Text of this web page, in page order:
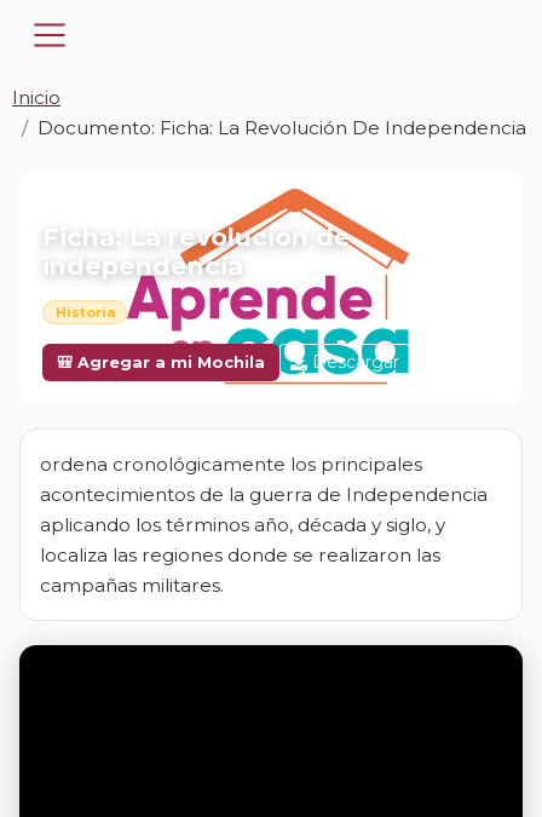
Inicio
Documento: Ficha: La Revolución De Independencia
Ficha: La revolución de
independencia
Historia
🎒 Agregar a mi Mochila Descargar
ordena cronológicamente los principales
acontecimientos de la guerra de Independencia
aplicando los términos año, década y siglo, y
localiza las regiones donde se realizaron las
campañas militares.